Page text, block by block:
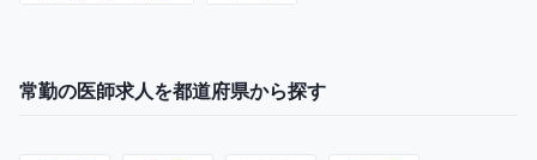
常勤の医師求人を都道府県から探す